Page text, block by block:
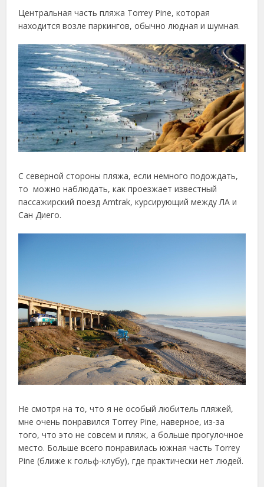
Центральная часть пляжа Torrey Pine, которая
находится возле паркингов, обычно людная и шумная.
С северной стороны пляжа, если немного подождать,
то можно наблюдать, как проезжает известный
пассажирский поезд Amtrak, курсирующий между ЛА и
Сан Диего.
Не смотря на то, что я не особый любитель пляжей,
мне очень понравился Torrey Pine, наверное, из-за
того, что это не совсем и пляж, а больше прогулочное
место. Больше всего понравилась южная часть Torrey
Pine (ближе к гольф-клубу), где практически нет людей.